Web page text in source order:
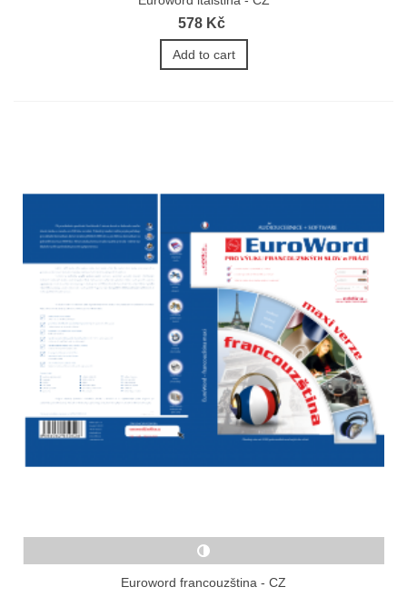
578 Kč
Add to cart
Euroword francouzština - CZ